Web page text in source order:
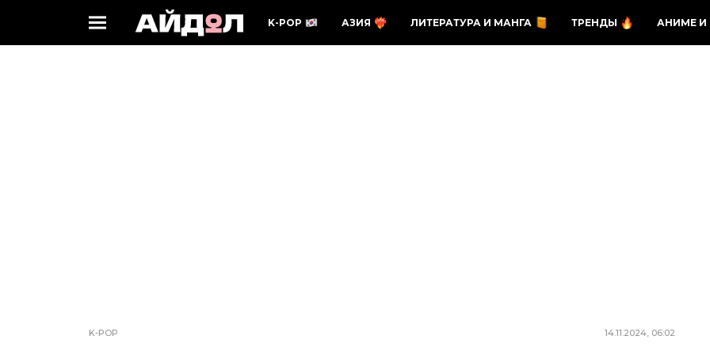
K-POP АЗИЯ ЛИТЕРАТУРА И МАНГА ТРЕНДЫ АНИМЕ И
K-POP 14.11.2024, 06:02